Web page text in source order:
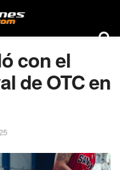
con el
de OTC en